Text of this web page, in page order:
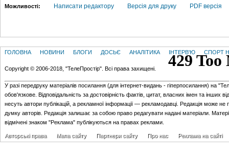
Можливості: Написати редактору Версія для друку PDF версія
ГОЛОВНА НОВИНИ БЛОГИ ДОСЬЄ АНАЛІТИКА ІНТЕРВ'Ю СПОРТ
Copyright © 2006-2018, "ТелеПростір". Всі права захищені.
У разі передруку матеріалів посилання (для iнтернет-видань - гiперпосилання) на
обов'язкове. Відповідальність за достовірність фактів, цитат, власних імен та інших
несуть автори публікацій, а рекламної інформації — рекламодавці. Редакція може не
думку авторів. Редакція залишає за собою право редагувати надані матеріали.
відмічені знаком "Реклама" публікуються на правах реклами.
Авторські права Мапа сайту Партнери сайту Про нас Реклама на сайті